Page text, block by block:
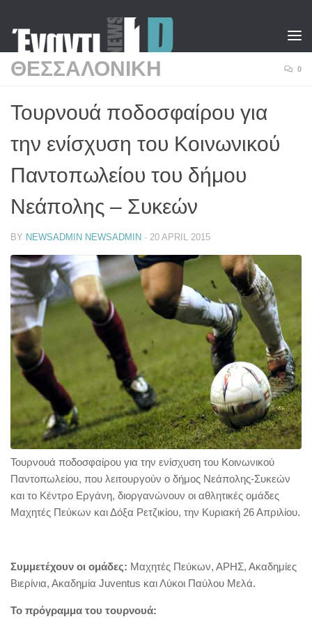
ΘΕΣΣΑΛΟΝΙΚΗ 0
Τουρνουά ποδοσφαίρου για
την ενίσχυση του Κοινωνικού
Παντοπωλείου του δήμου
Νεάπολης – Συκεών
BY NEWSADMIN NEWSADMIN · 20 APRIL 2015
Τουρνουά ποδοσφαίρου για την ενίσχυση του Κοινωνικού
Παντοπωλείου, που λειτουργούν ο δήμος Νεάπολης-Συκεών
και το Κέντρο Εργάνη, διοργανώνουν οι αθλητικές ομάδες
Μαχητές Πεύκων και Δόξα Ρετζικίου, την Κυριακή 26 Απριλίου.
Συμμετέχουν οι ομάδες: Μαχητές Πεύκων, ΑΡΗΣ, Ακαδημίες
Βιερίνια, Ακαδημία Juventus και Λύκοι Παύλου Μελά.
Το πρόγραμμα του τουρνουά: